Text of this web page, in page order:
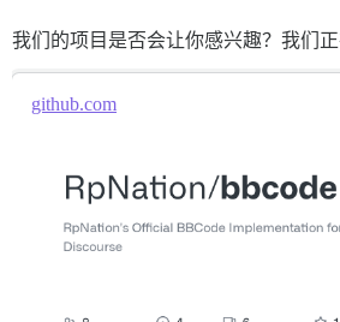
我们的项目是否会让你感兴趣？我们正
github.com